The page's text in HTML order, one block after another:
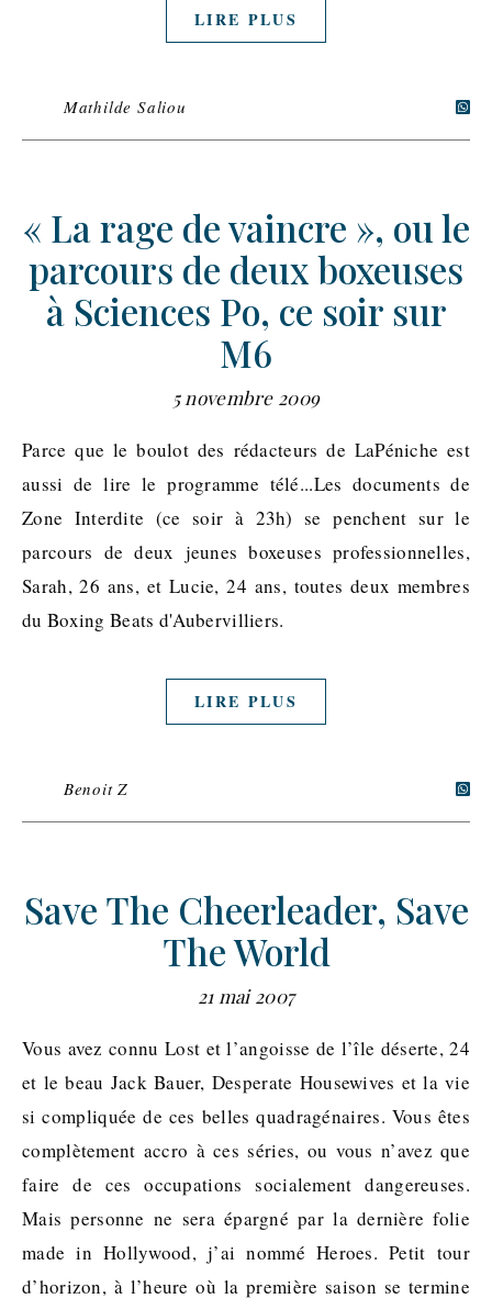
LIRE PLUS
Mathilde Saliou
« La rage de vaincre », ou le
parcours de deux boxeuses
à Sciences Po, ce soir sur
M6
5 novembre 2009
Parce que le boulot des rédacteurs de LaPéniche est
aussi de lire le programme télé...Les documents de
Zone Interdite (ce soir à 23h) se penchent sur le
parcours de deux jeunes boxeuses professionnelles,
Sarah, 26 ans, et Lucie, 24 ans, toutes deux membres
du Boxing Beats d'Aubervilliers.
LIRE PLUS
Benoit Z
Save The Cheerleader, Save
The World
21 mai 2007
Vous avez connu Lost et l’angoisse de l’île déserte, 24
et le beau Jack Bauer, Desperate Housewives et la vie
si compliquée de ces belles quadragénaires. Vous êtes
complètement accro à ces séries, ou vous n’avez que
faire de ces occupations socialement dangereuses.
Mais personne ne sera épargné par la dernière folie
made in Hollywood, j’ai nommé Heroes. Petit tour
d’horizon, à l’heure où la première saison se termine